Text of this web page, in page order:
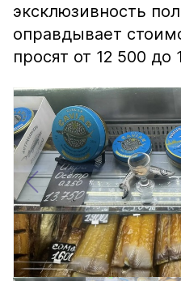
эксклюзивность
оправдывает
просят от 12 500 до